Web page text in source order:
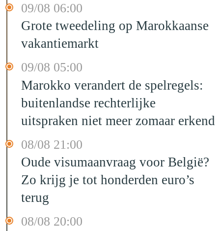
09/08 06:00
Grote tweedeling op Marokkaanse
vakantiemarkt
09/08 05:00
Marokko verandert de spelregels:
buitenlandse rechterlijke
uitspraken niet meer zomaar erkend
08/08 21:00
Oude visumaanvraag voor België?
Zo krijg je tot honderden euro’s
terug
08/08 20:00